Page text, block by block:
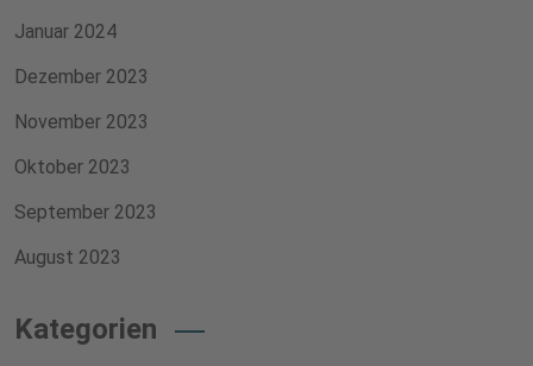
Januar 2024
Dezember 2023
November 2023
Oktober 2023
September 2023
August 2023
Kategorien